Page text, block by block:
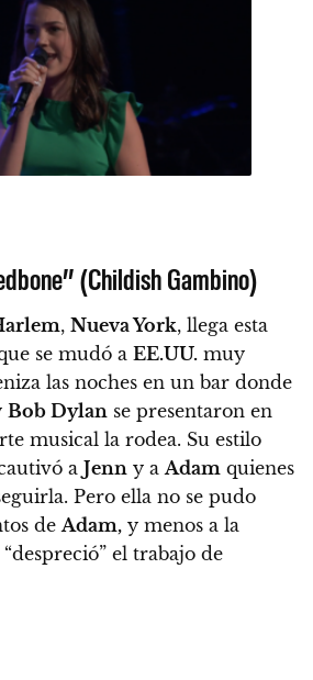
(Childish Gambino)
, Nueva York, llega esta
se mudó a EE.UU. muy
las noches en un bar donde
Bob Dylan se presentaron en
musical la rodea. Su estilo
a Jenn y aAdam quienes
Pero ella no se pudo
deAdam, y menos a la
el trabajo de